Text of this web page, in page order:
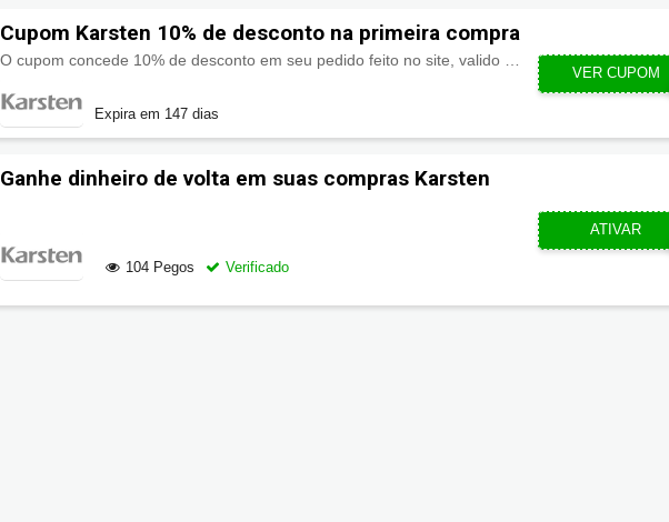
Cupom Karsten 10% de desconto na primeira compra
Expira em 147 dias
VER CUPOM
Ganhe dinheiro de volta em suas compras Karsten
104 Pegos Verificado
ATIVAR